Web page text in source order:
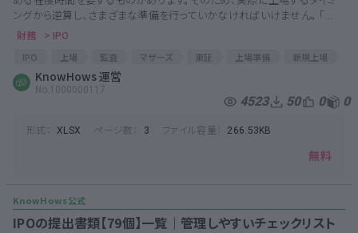
ングから逆算し、さまざまな準備を行っていかなければいけません。 「...
財務 > IPO
IPO 上場 監査 マザーズ 東証 上場準備
新規上場
社外取締役
KnowHows 運営
No.1000000117
4523 50 0 0
形式： XLSX ページ数： 3 ファイル容量： 266.53KB
無料
IPOの提出書類【79個】一覧│管理しやすいチェックリスト